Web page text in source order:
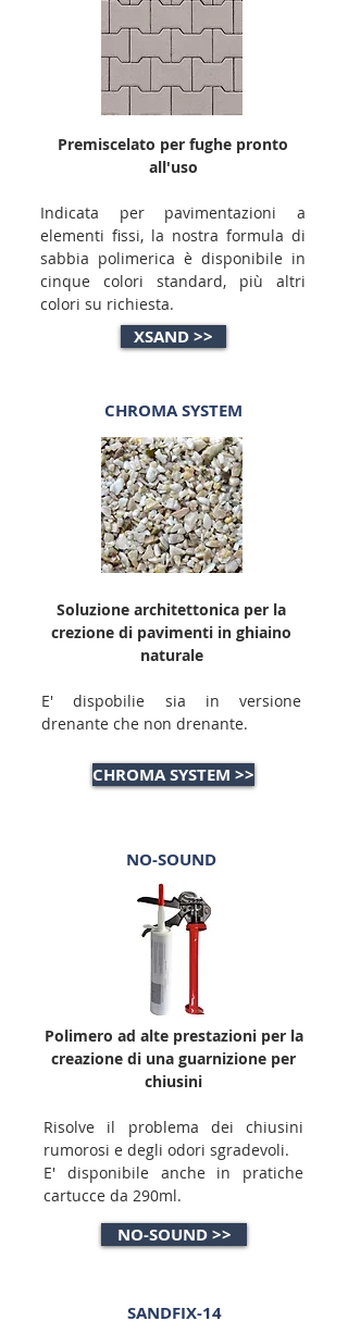
Premiscelato per fughe pronto
all'uso
Indicata per pavimentazioni a
elementi fissi, la nostra formula di
sabbia polimerica è disponibile in
cinque colori standard, più altri
colori su richiesta.
XSAND >>
Soluzione architettonica per la
crezione di pavimenti in ghiaino
naturale
E' dispobilie sia in versione
drenante che non drenante.
CHROMA SYSTEM >>
CHROMA SYSTEM
NO-SOUND
Polimero ad alte prestazioni per la
creazione di una guarnizione per
chiusini
Risolve il problema dei chiusini
rumorosi e degli odori sgradevoli.
E' disponibile anche in pratiche
cartucce da 290ml.
NO-SOUND >>
SANDFIX-14